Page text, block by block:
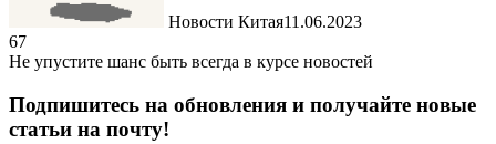
Новости Китая11.06.2023
67
Не упустите шанс быть всегда в курсе новостей
Подпишитесь на обновления и получайте новые
статьи на почту!